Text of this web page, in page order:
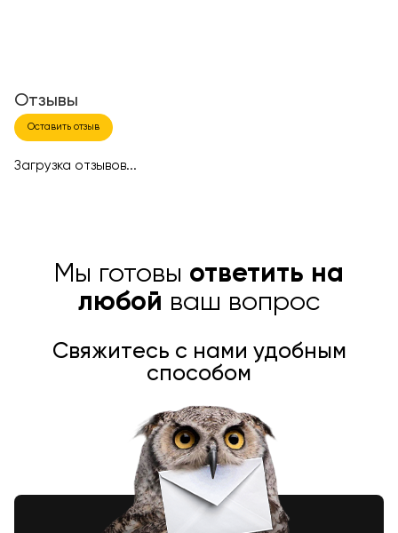
Отзывы
Оставить отзыв
Загрузка отзывов...
Мы готовы ответить на
любой ваш вопрос
Свяжитесь с нами удобным
способом